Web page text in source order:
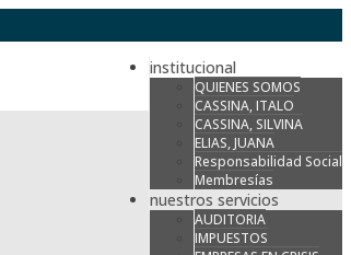
institucional
QUIENES SOMOS
CASSINA, ITALO
CASSINA, SILVINA
ELIAS, JUANA
Responsabilidad Social
Membresías
nuestros servicios
AUDITORIA
IMPUESTOS